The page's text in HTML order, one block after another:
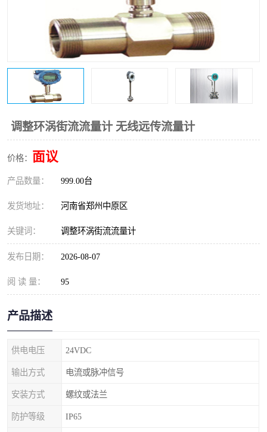
调整环涡街流流量计 无线远传流量计
价格： 面议
产品数量： 999.00台
发货地址： 河南省郑州中原区
关键词： 调整环涡街流流量计
发布日期： 2026-08-07
阅 读 量： 95
产品描述
供电电压 24VDC
输出方式 电流或脉冲信号
安装方式 螺纹或法兰
防护等级 IP65
测漏仪
温度变送器 锅炉水位计
流量仪表